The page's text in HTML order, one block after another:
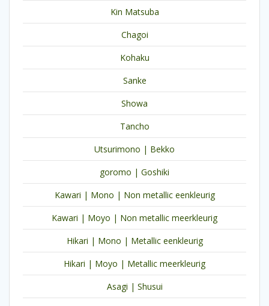
Kin Matsuba
Chagoi
Kohaku
Sanke
Showa
Tancho
Utsurimono | Bekko
goromo | Goshiki
Kawari | Mono | Non metallic eenkleurig
Kawari | Moyo | Non metallic meerkleurig
Hikari | Mono | Metallic eenkleurig
Hikari | Moyo | Metallic meerkleurig
Asagi | Shusui